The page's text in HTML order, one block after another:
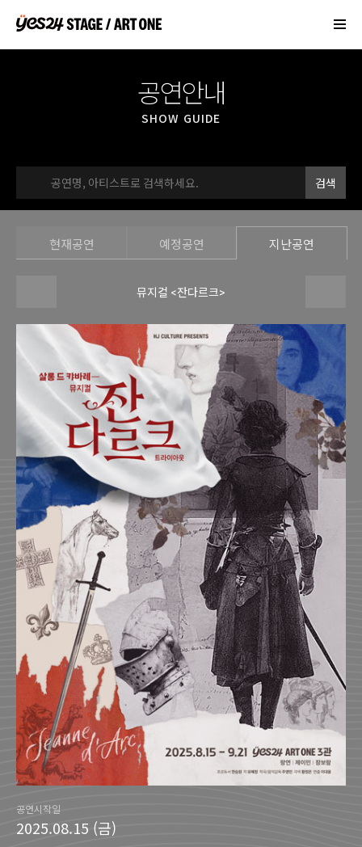
공연안내
SHOW GUIDE
검색
현재공연 예정공연 지난공연
뮤지컬 <잔다르크>
공연시작일
2025.08.15 (금)